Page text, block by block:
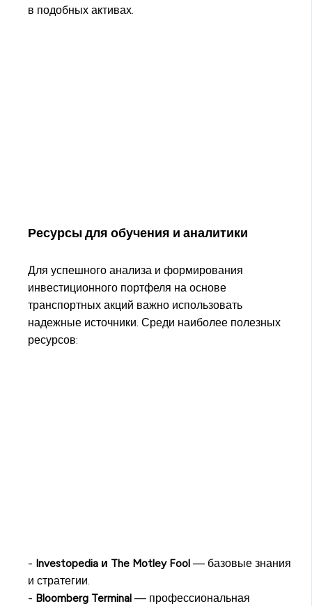
в подобных активах.
Ресурсы для обучения и аналитики
Для успешного анализа и формирования
инвестиционного портфеля на основе
транспортных акций важно использовать
надежные источники. Среди наиболее полезных
ресурсов:
- Investopedia и The Motley Fool — базовые знания
и стратегии.
- Bloomberg Terminal — профессиональная